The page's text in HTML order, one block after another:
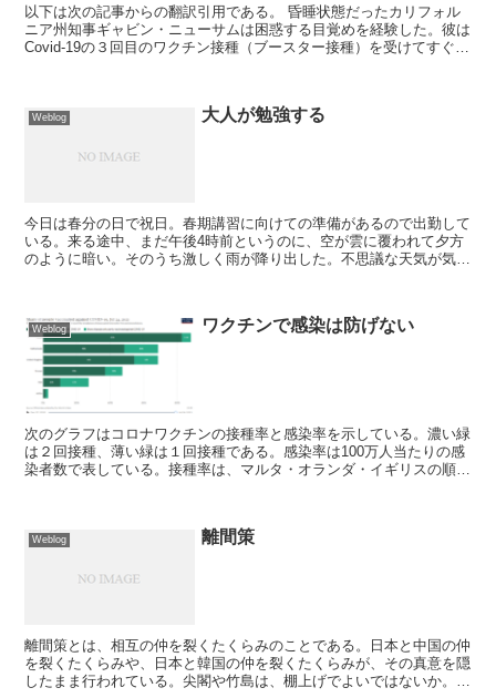
以下は次の記事からの翻訳引用である。 昏睡状態だったカリフォル
ニア州知事ギャビン・ニューサムは困惑する目覚めを経験した。彼は
Covid-19の３回目のワクチン接種（ブースター接種）を受けてすぐ
Weblog 大人が勉強する
今日は春分の日で祝日。春期講習に向けての準備があるので出勤して
いる。来る途中、まだ午後4時前というのに、空が雲に覆われて夕方
のように暗い。そのうち激しく雨が降り出した。不思議な天気が気に
Weblog ワクチンで感染は防げない
次のグラフはコロナワクチンの接種率と感染率を示している。濃い緑
は２回接種、薄い緑は１回接種である。感染率は100万人当たりの感
染者数で表している。接種率は、マルタ・オランダ・イギリスの順
Weblog 離間策
離間策とは、相互の仲を裂くたくらみのことである。日本と中国の仲
を裂くたくらみや、日本と韓国の仲を裂くたくらみが、その真意を隠
したまま行われている。尖閣や竹島は、棚上げでよいではないか。た